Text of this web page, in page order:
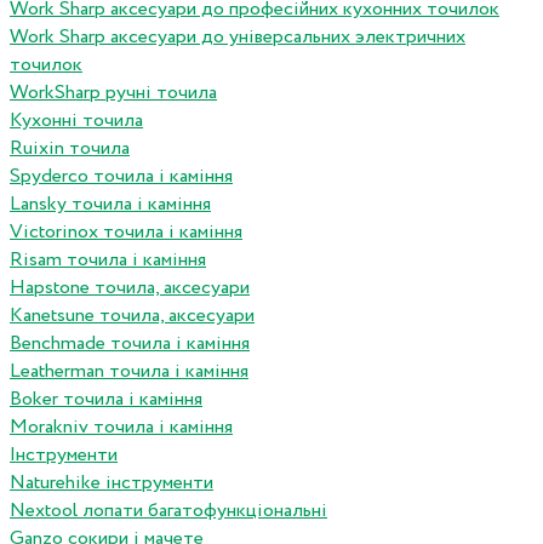
Work Sharp аксесуари до професiйних кухонних точилок
Work Sharp аксесуари до унiверсальних электричних
точилок
WorkSharp ручні точила
Кухонні точила
Ruixin точила
Spyderco точила і каміння
Lansky точила і каміння
Victorinox точила і каміння
Risam точила і каміння
Hapstone точила, аксесуари
Kanetsune точила, аксесуари
Benchmade точила і каміння
Leatherman точила і каміння
Boker точила і каміння
Morakniv точила і каміння
Інструменти
Naturehike інструменти
Nextool лопати багатофункціональні